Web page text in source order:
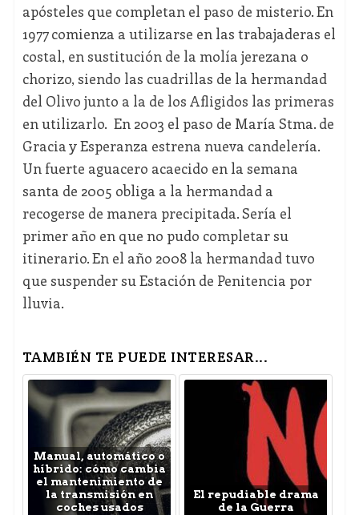
apósteles que completan el paso de misterio. En
1977 comienza a utilizarse en las trabajaderas el
costal, en sustitución de la molía jerezana o
chorizo, siendo las cuadrillas de la hermandad
del Olivo junto a la de los Afligidos las primeras
en utilizarlo. En 2003 el paso de María Stma. de
Gracia y Esperanza estrena nueva candelería.
Un fuerte aguacero acaecido en la semana
santa de 2005 obliga a la hermandad a
recogerse de manera precipitada. Sería el
primer año en que no pudo completar su
itinerario. En el año 2008 la hermandad tuvo
que suspender su Estación de Penitencia por
lluvia.
TAMBIÉN TE PUEDE INTERESAR...
Manual, automático o
híbrido: cómo cambia
el mantenimiento de
la transmisión en
coches usados
El repudiable drama
de la Guerra